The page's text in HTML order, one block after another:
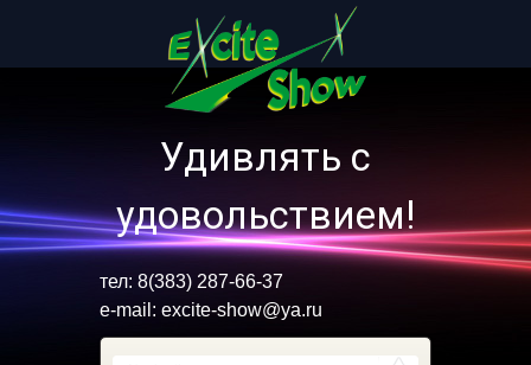
Удивлять с
удовольствием!
тел: 8(383) 287-66-37
e-mail: excite-show@ya.ru